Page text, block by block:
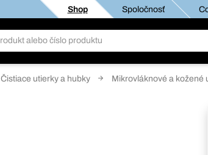
Shop Spoločnosť
Čistiace utierky a hubky Mikrovláknové a kožené